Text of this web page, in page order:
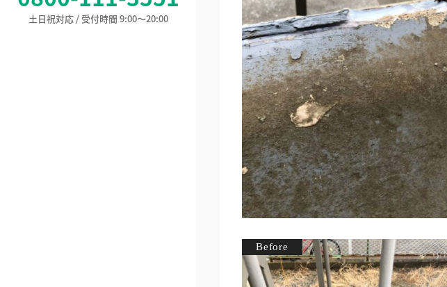
土日祝対応 / 受付時間 9:00〜20:00